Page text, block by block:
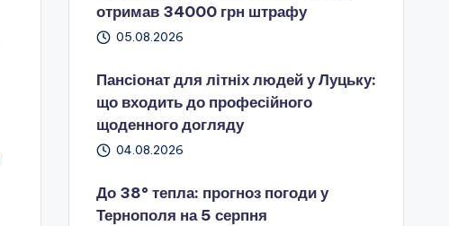
отримав 34000 грн штрафу
05.08.2026
Пансіонат для літніх людей у Луцьку:
що входить до професійного
щоденного догляду
04.08.2026
До 38° тепла: прогноз погоди у
Тернополя на 5 серпня